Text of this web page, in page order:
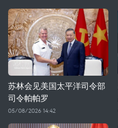
苏林会见美国太平洋司令部
司令帕帕罗
05/08/2026 14:42